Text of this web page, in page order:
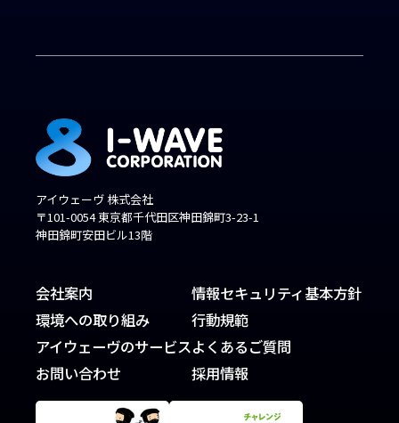
アイウェーヴ 株式会社
〒101-0054 東京都千代田区神田錦町3-23-1
神田錦町安田ビル13階
会社案内
環境への取り組み
アイウェーヴのサービス
お問い合わせ
情報セキュリティ基本方針
行動規範
よくあるご質問
採用情報